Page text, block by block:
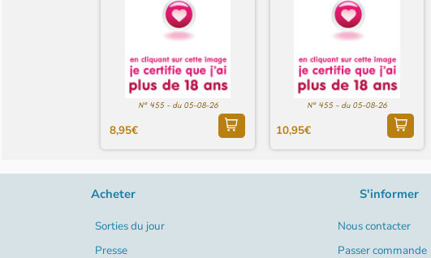
N° 455 - du 05-08-26
8,95€
N° 455 - du 05-08-26
10,95€
Acheter
Sorties du jour
Presse
S'informer
Nous contacter
Passer commande